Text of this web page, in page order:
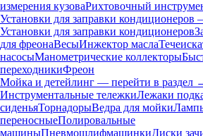
измерения кузоваРихтовочный
Установки для заправки
Установки для заправки кондиционеров
для фреонаВесыИнжектор масла
насосыМанометрические коллекторы
переходникиФреон
Мойка и детейлинг — перейти в раздел
Инструментальные тележкиЛежаки
сиденьяТорнадорыВедра для мойки
переносныеПолировальные
машиныПневмошлифмашинкиДиски